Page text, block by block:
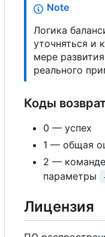
Note
Логика
уточняться и
мере
реального
Коды
0 — успех
1 — общая
2 — команде
параметры
Лицензия